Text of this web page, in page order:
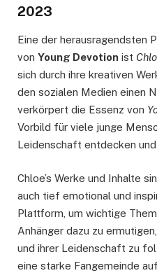
2023
Eine der herausragendsten
von Young Devotion ist
sich durch ihre kreativen
den sozialen Medien einen
verkörpert die Essenz von
Vorbild für viele junge
Leidenschaft entdecken
Chloe’s Werke und Inhalte
auch tief emotional und
Plattform, um wichtige
Anhänger dazu zu
und ihrer Leidenschaft zu
eine starke Fangemeinde